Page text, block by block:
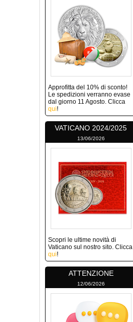
Approfitta del 10% di sconto!
Le spedizioni verranno evase
dal giorno 11 Agosto. Clicca
qui!
VATICANO 2024/2025
13/06/2026
Scopri le ultime novità di
Vaticano sul nostro sito. Clicca
qui!
ATTENZIONE
12/06/2026